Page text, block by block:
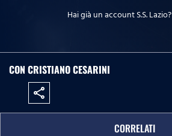
Hai già un account S.S. Lazio?
CON CRISTIANO CESARINI
share
CORRELATI